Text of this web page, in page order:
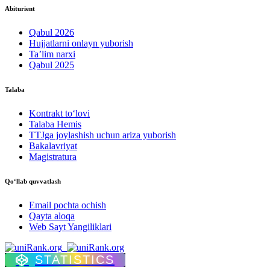
Abiturient
Qabul 2026
Hujjatlarni onlayn yuborish
Ta’lim narxi
Qabul 2025
Talaba
Kontrakt to‘lovі
Talaba Hemis
TTJga joylashish uchun ariza yuborish
Bakalavriyat
Magistratura
Qo‘llab quvvatlash
Email pochta ochish
Qayta aloqa
Web Sayt Yangiliklari
STATISTICS